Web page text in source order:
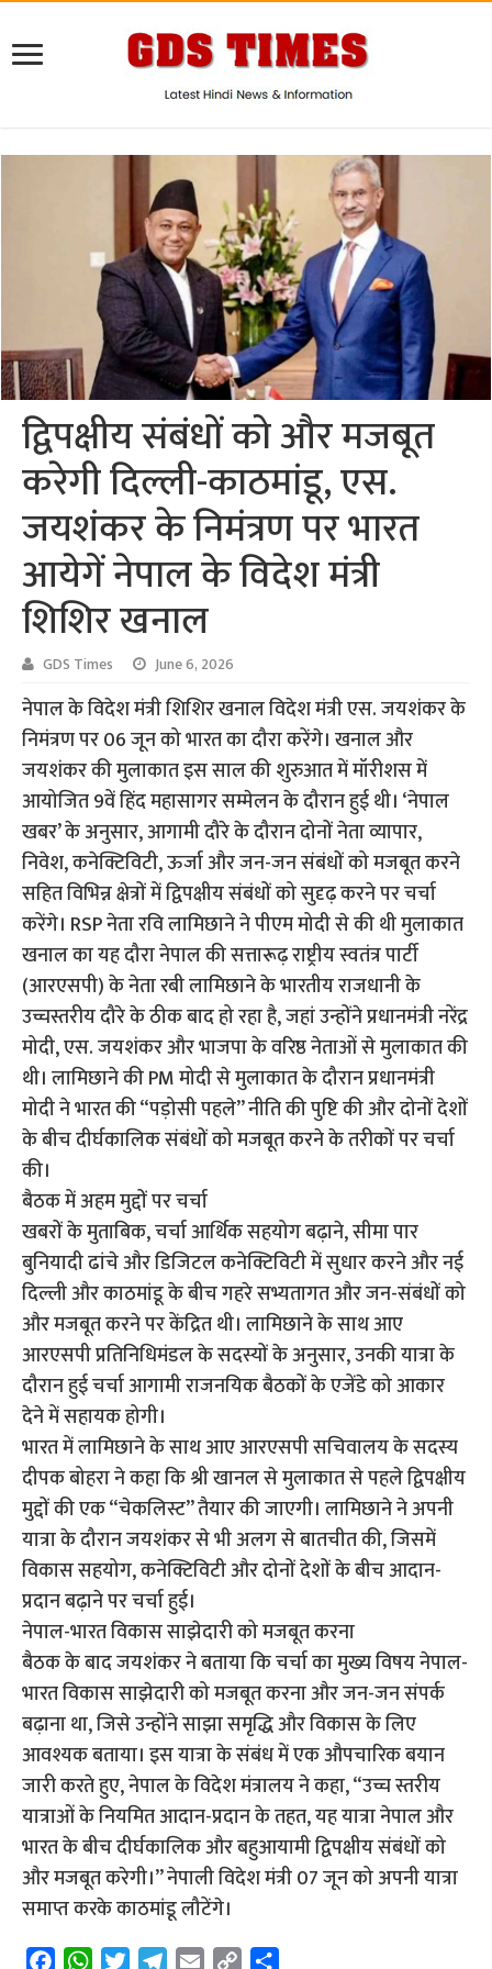
द्विपक्षीय संबंधों को और मजबूत
करेगी दिल्ली-काठमांडू, एस.
जयशंकर के निमंत्रण पर भारत
आयेगें नेपाल के विदेश मंत्री
शिशिर खनाल
GDS Times June 6, 2026
नेपाल के विदेश मंत्री शिशिर खनाल विदेश मंत्री एस. जयशंकर के
निमंत्रण पर 06 जून को भारत का दौरा करेंगे। खनाल और
जयशंकर की मुलाकात इस साल की शुरुआत में मॉरीशस में
आयोजित 9वें हिंद महासागर सम्मेलन के दौरान हुई थी। ‘नेपाल
खबर’ के अनुसार, आगामी दौरे के दौरान दोनों नेता व्यापार,
निवेश, कनेक्टिविटी, ऊर्जा और जन-जन संबंधों को मजबूत करने
सहित विभिन्न क्षेत्रों में द्विपक्षीय संबंधों को सुदृढ़ करने पर चर्चा
करेंगे। RSP नेता रवि लामिछाने ने पीएम मोदी से की थी मुलाकात
खनाल का यह दौरा नेपाल की सत्तारूढ़ राष्ट्रीय स्वतंत्र पार्टी
(आरएसपी) के नेता रबी लामिछाने के भारतीय राजधानी के
उच्चस्तरीय दौरे के ठीक बाद हो रहा है, जहां उन्होंने प्रधानमंत्री नरेंद्र
मोदी, एस. जयशंकर और भाजपा के वरिष्ठ नेताओं से मुलाकात की
थी। लामिछाने की PM मोदी से मुलाकात के दौरान प्रधानमंत्री
मोदी ने भारत की “पड़ोसी पहले” नीति की पुष्टि की और दोनों देशों
के बीच दीर्घकालिक संबंधों को मजबूत करने के तरीकों पर चर्चा
की।
बैठक में अहम मुद्दों पर चर्चा
खबरों के मुताबिक, चर्चा आर्थिक सहयोग बढ़ाने, सीमा पार
बुनियादी ढांचे और डिजिटल कनेक्टिविटी में सुधार करने और नई
दिल्ली और काठमांडू के बीच गहरे सभ्यतागत और जन-संबंधों को
और मजबूत करने पर केंद्रित थी। लामिछाने के साथ आए
आरएसपी प्रतिनिधिमंडल के सदस्यों के अनुसार, उनकी यात्रा के
दौरान हुई चर्चा आगामी राजनयिक बैठकों के एजेंडे को आकार
देने में सहायक होगी।
भारत में लामिछाने के साथ आए आरएसपी सचिवालय के सदस्य
दीपक बोहरा ने कहा कि श्री खानल से मुलाकात से पहले द्विपक्षीय
मुद्दों की एक “चेकलिस्ट” तैयार की जाएगी। लामिछाने ने अपनी
यात्रा के दौरान जयशंकर से भी अलग से बातचीत की, जिसमें
विकास सहयोग, कनेक्टिविटी और दोनों देशों के बीच आदान-
प्रदान बढ़ाने पर चर्चा हुई।
नेपाल-भारत विकास साझेदारी को मजबूत करना
बैठक के बाद जयशंकर ने बताया कि चर्चा का मुख्य विषय नेपाल-
भारत विकास साझेदारी को मजबूत करना और जन-जन संपर्क
बढ़ाना था, जिसे उन्होंने साझा समृद्धि और विकास के लिए
आवश्यक बताया। इस यात्रा के संबंध में एक औपचारिक बयान
जारी करते हुए, नेपाल के विदेश मंत्रालय ने कहा, “उच्च स्तरीय
यात्राओं के नियमित आदान-प्रदान के तहत, यह यात्रा नेपाल और
भारत के बीच दीर्घकालिक और बहुआयामी द्विपक्षीय संबंधों को
और मजबूत करेगी।” नेपाली विदेश मंत्री 07 जून को अपनी यात्रा
समाप्त करके काठमांडू लौटेंगे।
F
W
T
T
E
C